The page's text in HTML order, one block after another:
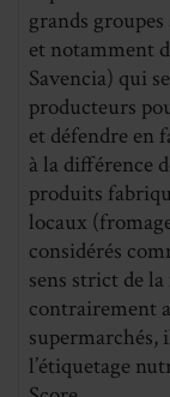
grands
et notamment
Savencia) qui
producteurs
et défendre en
à la différence
produits
locaux
considérés
sens strict de
contrairement
supermarchés,
l’étiquetage